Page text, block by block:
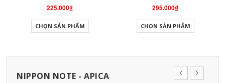
225.000₫
CHỌN SẢN PHẨM
295.000₫
CHỌN SẢN PHẨM
NIPPON NOTE - APICA